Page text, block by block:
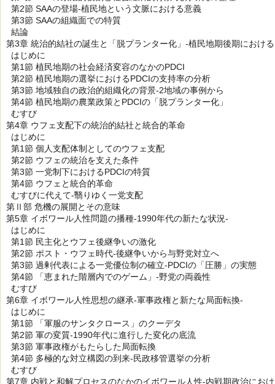
第2節 SAAの登場-植民地という文脈における意義
第3節 SAAの組織面での特質
結論
第3章 統治的結社の誕生と「脱プランター化」-植民地期後期におけ
はじめに
第1節 植民地期の社会経済変容のなかのPDCI
第2節 植民地期の選挙におけるPDCIの支持率の分析
第3節 地域独自の政治的組織化の背景-2地域の事例から
第4節 植民地期の農業政策とPDCIの「脱プランター化」
むすび
第4章 ウフェ支配下の統治的結社と統合的革命
はじめに
第1節 個人支配体制としてのウフェ支配
第2節 ウフェの統治を支えた条件
第3節 一党制下におけるPDCIの特質
第4節 ウフェと統合的革命
むすびに代えて-翳りゆく一党支配
第Ⅱ部 危機の展開とその意味
第5章 イボワール人性問題の播種-1990年代の新たな状況-
はじめに
第1節 民主化とウフェ後継争いの激化
第2節 ポスト・ウフェ時代-後継争いから与野党対立へ
第3節 過剰代表による一党優位制の確立-PDCIの「圧勝」の実態
第4節 「恵まれた階層内でのゲーム」-野党の両義性
むすび
第6章 イボワール人性思想の継承-軍事政権と新たな局面転換-
はじめに
第1節 「軍服のサンタクロース」のクーデタ
第2節 軍の変質-1990年代に進行した変化の底流
第3節 軍事政権がもたらした局面転換
第4節 多極的な対立構図の到来-民政移管選挙の分析
むすび
第7章 内戦と和解プロセスのなかのイボワール人性-内戦期政治にお